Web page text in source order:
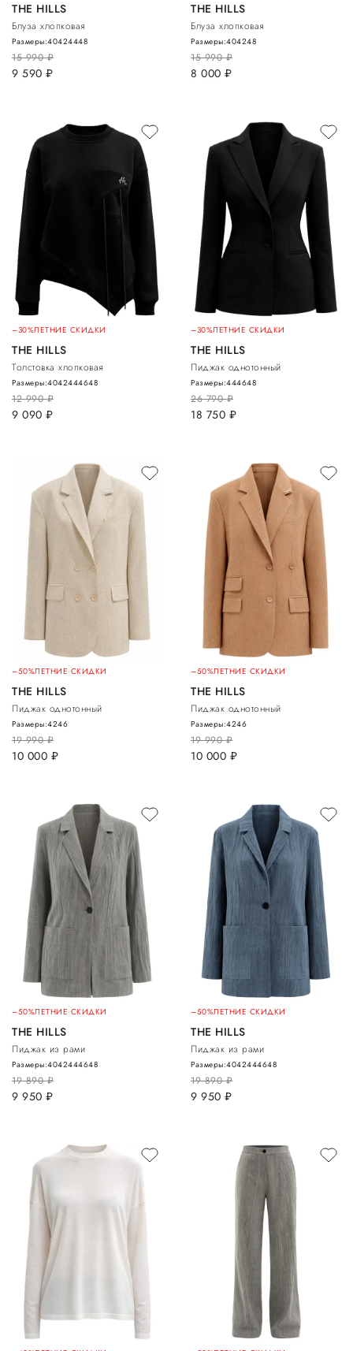
THE HILLS
Блуза хлопковая
15 990руб.
9 590 руб.
Размеры:40424448
THE HILLS
Блуза хлопковая
15 990руб.
8 000 руб.
Размеры:404248
–30%ЛЕТНИЕ СКИДКИ
THE HILLS
Толстовка хлопковая
12 990руб.
9 090 руб.
Размеры:4042444648
–30%ЛЕТНИЕ СКИДКИ
THE HILLS
Пиджак однотонный
26 790руб.
18 750 руб.
Размеры:444648
–50%ЛЕТНИЕ СКИДКИ
THE HILLS
Пиджак однотонный
19 990руб.
10 000 руб.
Размеры:4246
–50%ЛЕТНИЕ СКИДКИ
THE HILLS
Пиджак однотонный
19 990руб.
10 000 руб.
Размеры:4246
–50%ЛЕТНИЕ СКИДКИ
THE HILLS
Пиджак из рами
19 890руб.
9 950 руб.
Размеры:4042444648
–50%ЛЕТНИЕ СКИДКИ
THE HILLS
Пиджак из рами
19 890руб.
9 950 руб.
Размеры:4042444648